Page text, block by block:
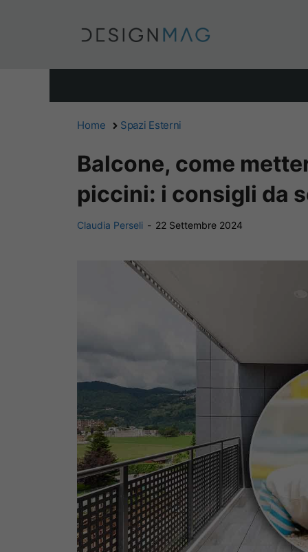
Home Spazi Esterni
Balcone, come
piccini: i consigli da
Claudia Perseli - 22 Settembre 2024